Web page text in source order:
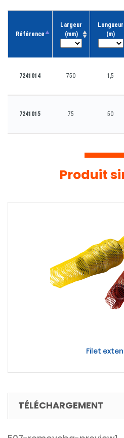
Référence
Largeur
(mm)
Longueur
(m)
7241014 750 1,5
7241015 75 50
Produit
Filet
TÉLÉCHARGEMENT